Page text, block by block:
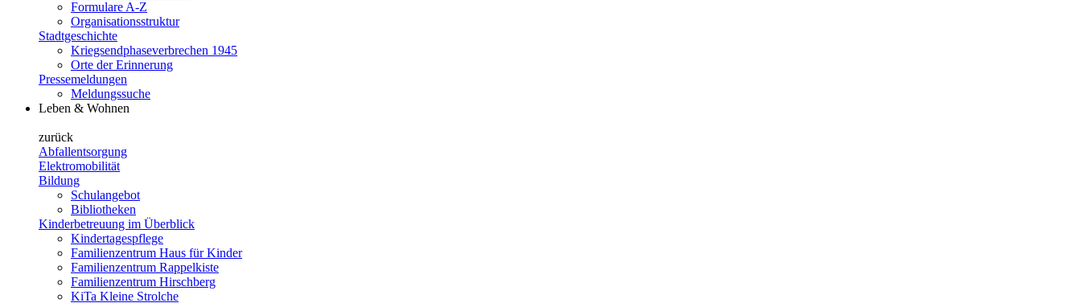
Formulare A-Z
Organisationsstruktur
Stadtgeschichte
Kriegsendphaseverbrechen 1945
Orte der Erinnerung
Pressemeldungen
Meldungssuche
Leben & Wohnen
zurück
Abfallentsorgung
Elektromobilität
Bildung
Schulangebot
Bibliotheken
Kinderbetreuung im Überblick
Kindertagespflege
Familienzentrum Haus für Kinder
Familienzentrum Rappelkiste
Familienzentrum Hirschberg
KiTa Kleine Strolche